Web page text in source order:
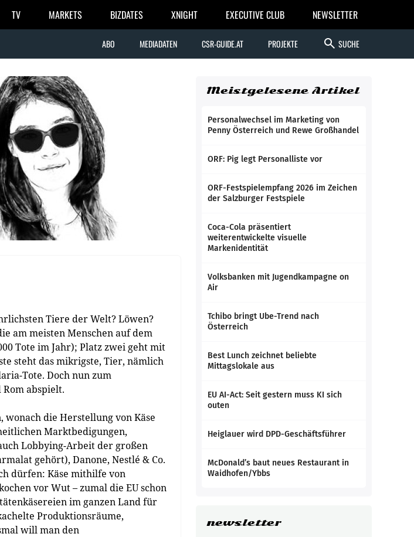
TV MARKETS BIZDATES XNIGHT EXECUTIVE CLUB NEWSLETTER
ABO MEDIADATEN CSR-GUIDE.AT PROJEKTE search SUCHE
Tiere der Welt? Löwen?
am meisten Menschen auf dem
Tote im Jahr); Platz zwei geht mit
steht das mikrigste, Tier, nämlich
Tote. Doch nun zum
abspielt.
wonach die Herstellung von Käse
Marktbedigungen,
Lobbying-Arbeit der großen
gehört), Danone, Nestlé & Co.
dürfen: Käse mithilfe von
vor Wut – zumal die EU schon
im ganzen Land für
Produktionsräume,
will man den
Meistgelesene Artikel
Personalwechsel im Marketing von
Penny Österreich und Rewe Großhandel
ORF: Pig legt Personalliste vor
ORF-Festspielempfang 2026 im Zeichen
der Salzburger Festspiele
Coca-Cola präsentiert
weiterentwickelte visuelle
Markenidentität
Volksbanken mit Jugendkampagne on
Air
Tchibo bringt Ube-Trend nach
Österreich
Best Lunch zeichnet beliebte
Mittagslokale aus
EU AI-Act: Seit gestern muss KI sich
outen
Heiglauer wird DPD-Geschäftsführer
McDonald’s baut neues Restaurant in
Waidhofen/Ybbs
newsletter